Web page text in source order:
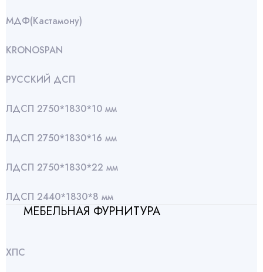
МДФ(Кастамону)
KRONOSPAN
РУССКИЙ ДСП
ЛДСП 2750*1830*10 мм
ЛДСП 2750*1830*16 мм
ЛДСП 2750*1830*22 мм
ЛДСП 2440*1830*8 мм
МЕБЕЛЬНАЯ ФУРНИТУРА
ХПС